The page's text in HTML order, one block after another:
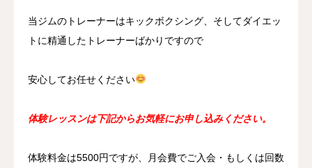
当ジムのトレーナーはキックボクシング、そしてダイエッ
トに精通したトレーナーばかりですので
安心してお任せください
体験レッスンは下記からお気軽にお申し込みください。
体験料金は5500円ですが、月会費でご入会・もしくは回数